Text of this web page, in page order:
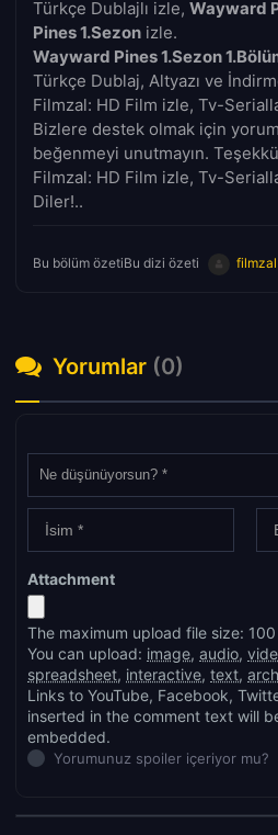
Türkçe Dublajlı izle, Wayward
Pines 1.Sezon izle.
Wayward Pines 1.Sezon
Türkçe Dublaj, Altyazı ve
Filmzal: HD Film izle, Tv-
Bizlere destek olmak için
beğenmeyi unutmayın.
Filmzal: HD Film izle, Tv-
Diler!..
Bu bölüm özetiBu dizi özeti filmzal
Yorumlar (0)
Attachment
The maximum upload file size: 100
You can upload: image, audio,
spreadsheet, interactive, text,
Links to YouTube, Facebook,
inserted in the comment text will
embedded.
Yorumunuz spoiler içeriyor mu?